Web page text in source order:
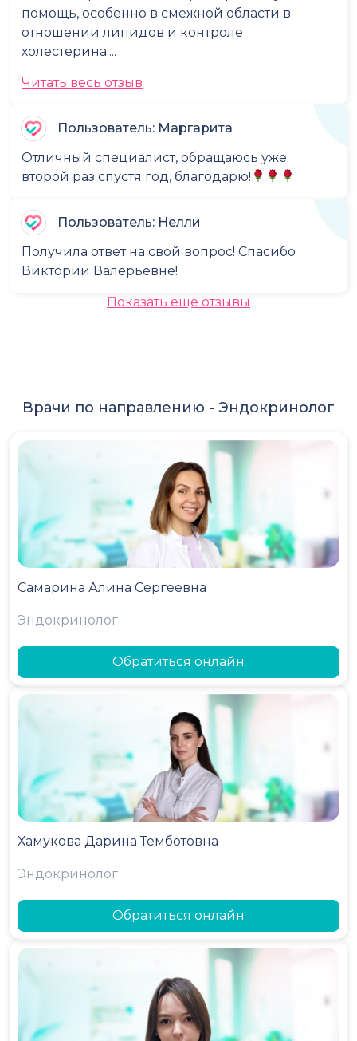
помощь, особенно в смежной области в
отношении липидов и контроле
холестерина....
Читать весь отзыв
Пользователь: Маргарита
Отличный специалист, обращаюсь уже
второй раз спустя год, благодарю!
Пользователь: Нелли
Получила ответ на свой вопрос! Спасибо
Виктории Валерьевне!
Показать еще отзывы
Врачи по направлению - Эндокринолог
Самарина Алина Сергеевна
Эндокринолог
Обратиться онлайн
Хамукова Дарина Темботовна
Эндокринолог
Обратиться онлайн